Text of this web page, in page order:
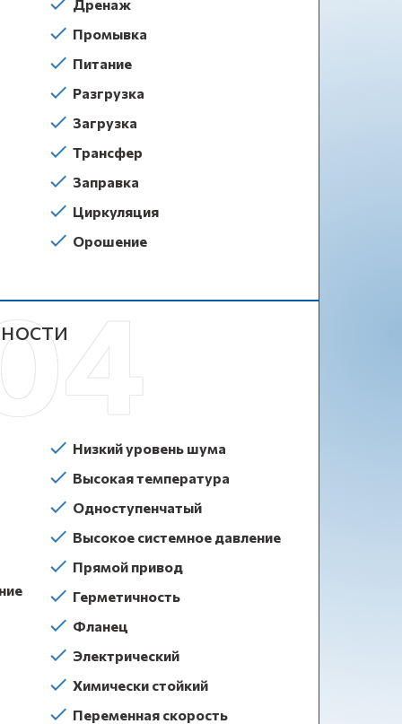
Дренаж
Промывка
Питание
Разгрузка
Загрузка
Трансфер
Заправка
Циркуляция
Орошение
Низкий уровень шума
Высокая температура
Одноступенчатый
Высокое системное давление
Прямой привод
Герметичность
Фланец
Электрический
Химически стойкий
Переменная скорость